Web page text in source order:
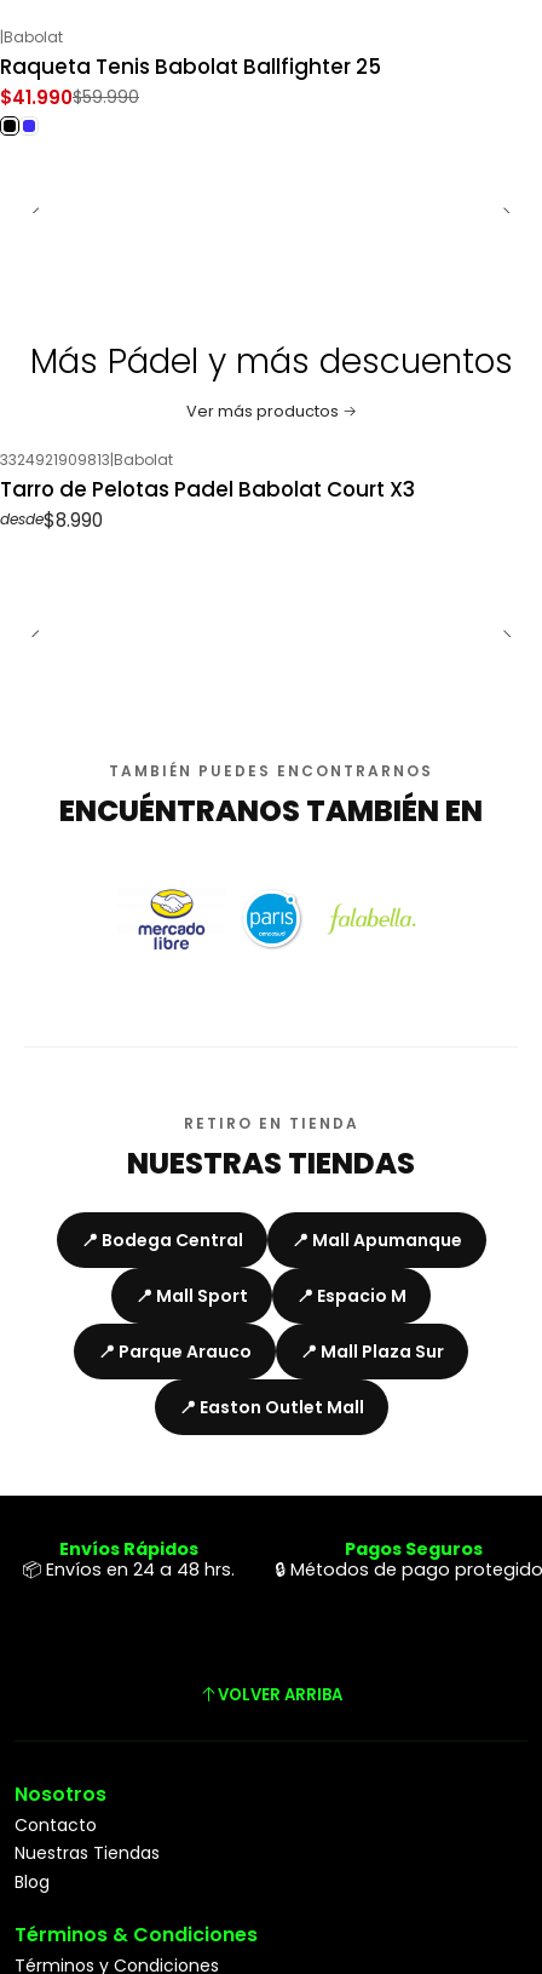
-30%OFF
|Babolat
Raqueta Tenis Babolat Ballfighter 25
$41.990$59.990
Más Pádel y más descuentos
Ver más productos
3324921909813|Babolat
Tarro de Pelotas Padel Babolat Court X3
desde$8.990
TAMBIÉN PUEDES ENCONTRARNOS
ENCUÉNTRANOS TAMBIÉN EN
RETIRO EN TIENDA
NUESTRAS TIENDAS
📍 Bodega Central 📍 Mall Apumanque
📍 Mall Sport 📍 Espacio M
📍 Parque Arauco 📍 Mall Plaza Sur
📍 Easton Outlet Mall
Envíos Rápidos
📦 Envíos en 24 a 48 hrs.
Pagos Seguros
🔒 Métodos de pago
VOLVER ARRIBA
Nosotros
Contacto
Nuestras Tiendas
Blog
Términos & Condiciones
Términos y Condiciones